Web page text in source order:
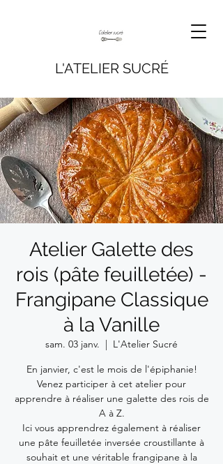
L'ATELIER SUCRÉ
Atelier Galette des
rois (pâte feuilletée) -
Frangipane Classique
à la Vanille
sam. 03 janv.
  |
L'Atelier Sucré
En janvier, c'est le mois de l'épiphanie!
Venez participer à cet atelier pour
apprendre à réaliser une galette des rois de
A à Z.
Ici vous apprendrez également à réaliser
une pâte feuilletée inversée croustillante à
souhait et une véritable frangipane à la